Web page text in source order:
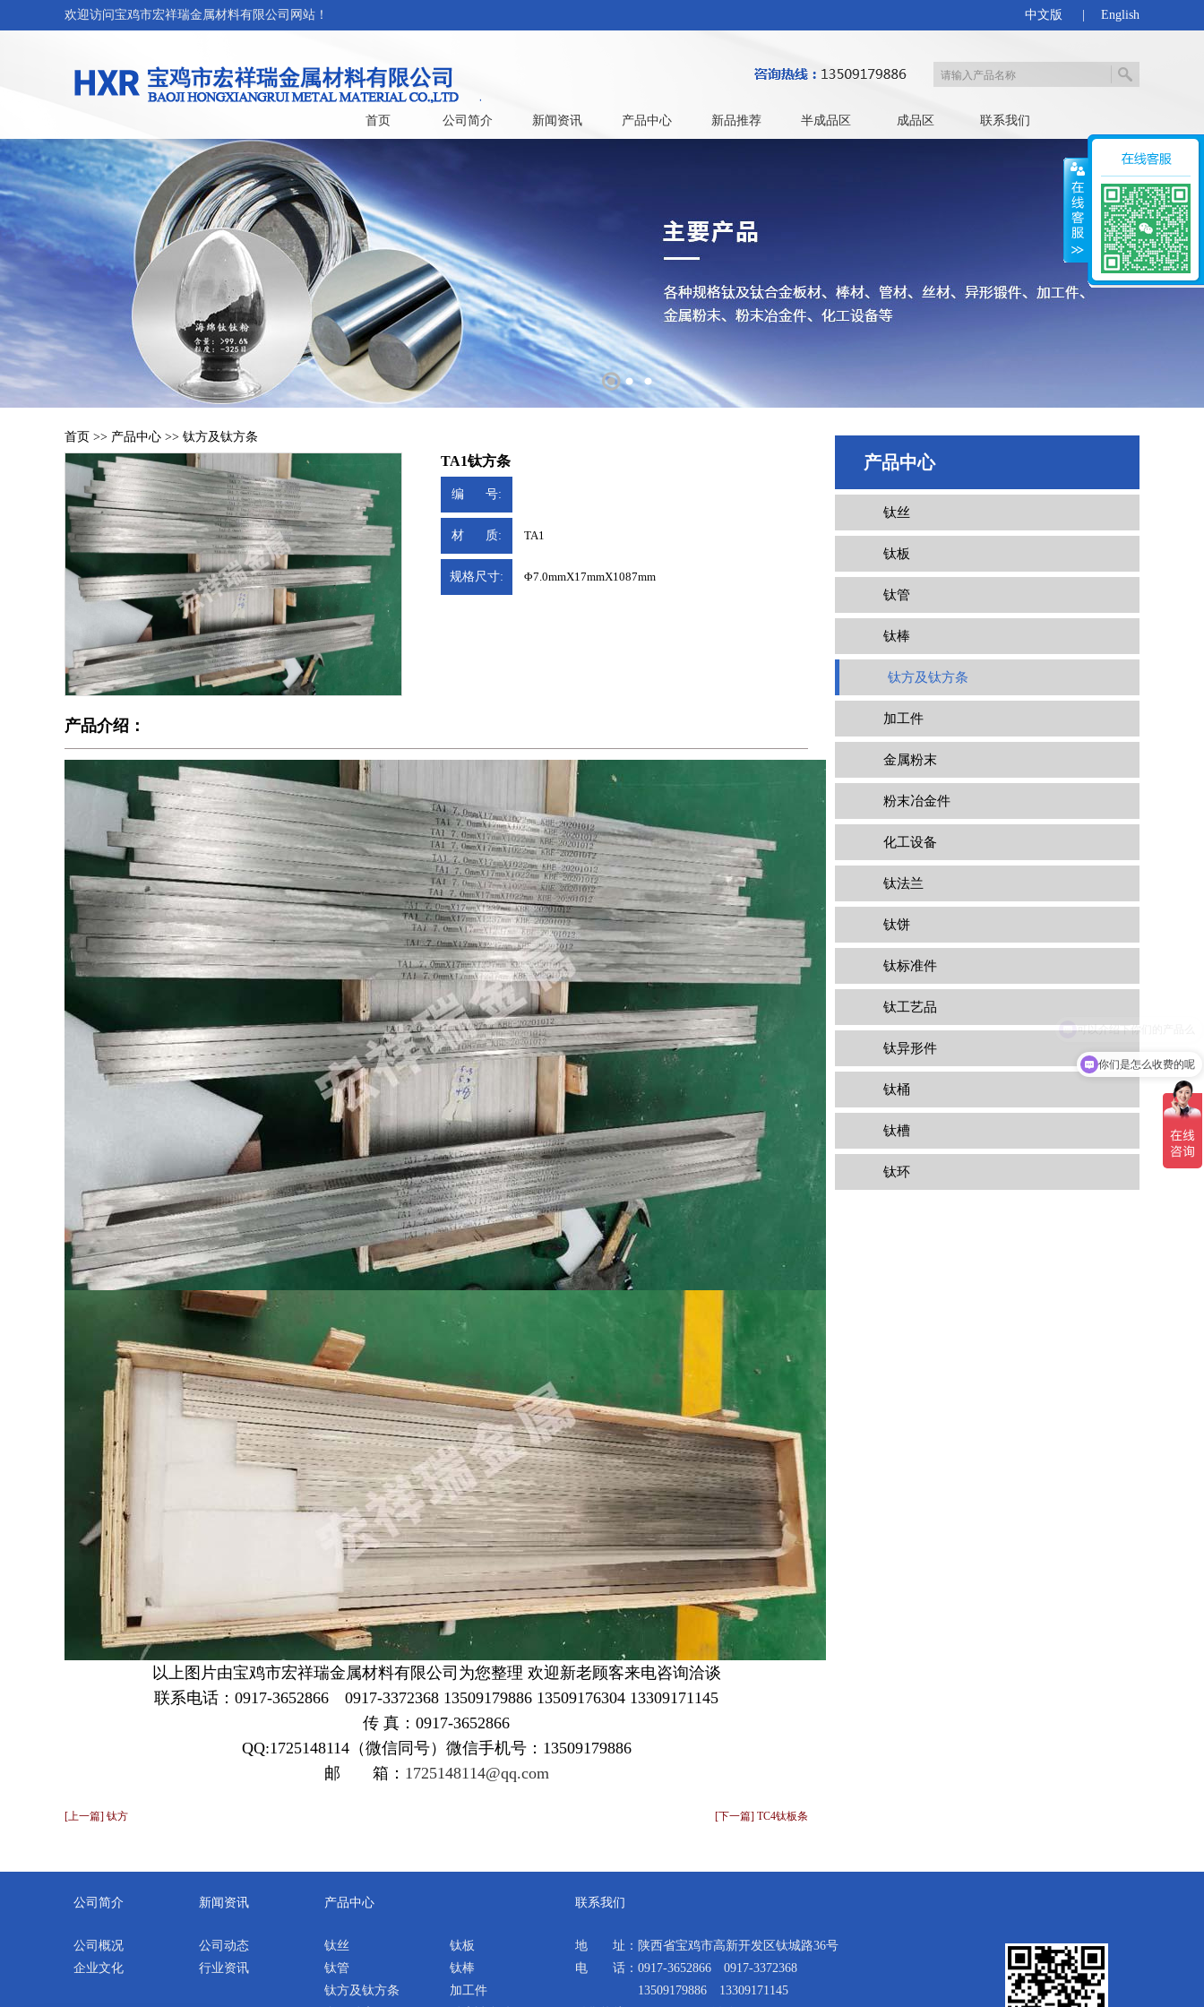
欢迎访问宝鸡市宏祥瑞金属材料有限公司网站！ 中文版 English
首页 公司简介 新闻资讯 产品中心 新品推荐 半成品区 成品区 联系我们
首页 >> 产品中心 >> 钛方及钛方条
TA1钛方条
编 号:
材 质: TA1
规格尺寸: Φ7.0mmX17mmX1087mm
产品介绍：
以上图片由宝鸡市宏祥瑞金属材料有限公司为您整理 欢迎新老顾客来电咨询洽谈
联系电话：0917-3652866 0917-3372368 13509179886 13509176304 13309171145
传 真：0917-3652866
QQ:1725148114（微信同号）微信手机号：13509179886
邮 箱： 1725148114@qq.com
[上一篇] 钛方 [下一篇] TC4钛板条
产品中心
钛丝
钛板
钛管
钛棒
钛方及钛方条
加工件
金属粉末
粉末冶金件
化工设备
钛法兰
钛饼
钛标准件
钛工艺品
钛异形件
钛桶
钛槽
钛环
公司简介
公司概况
企业文化
新闻资讯
公司动态
行业资讯
产品中心
钛丝
钛板
钛管
钛棒
钛方及钛方条
加工件
联系我们
地 址：陕西省宝鸡市高新开发区钛城路36号
电 话：0917-3652866 0917-3372368
13509179886 13309171145
你们是怎么收费的呢